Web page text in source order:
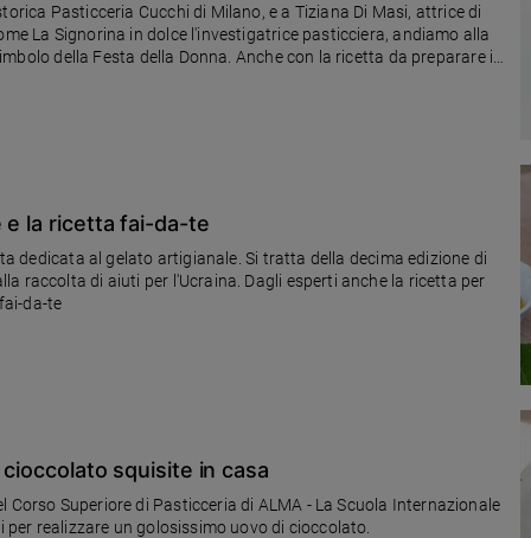
Pasticceria Cucchi di Milano, e a Tiziana Di Masi, attrice di
La Signorina in dolce l'investigatrice pasticciera, andiamo alla
della Festa della Donna. Anche con la ricetta da preparare in
e la ricetta fai-da-te
dedicata al gelato artigianale. Si tratta della decima edizione di
raccolta di aiuti per l'Ucraina. Dagli esperti anche la ricetta per
da-te
squisite in casa
Superiore di Pasticceria di ALMA - La Scuola Internazionale
realizzare un golosissimo uovo di cioccolato.